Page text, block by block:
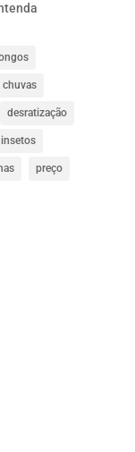
chuvas
desratização
insetos
preço